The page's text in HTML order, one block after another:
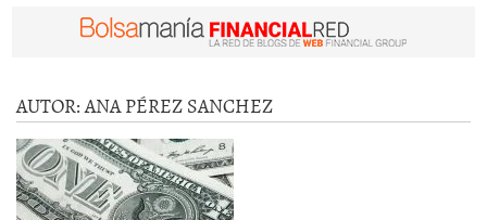
AUTOR:ANA PÉREZ SANCHEZ